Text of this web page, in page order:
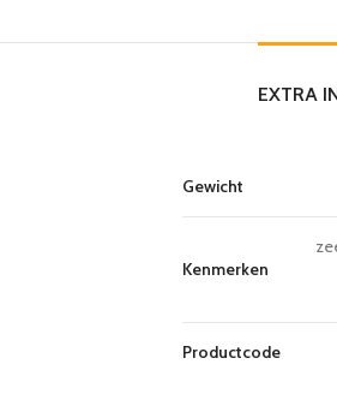
EXTRA
Gewicht
Kenmerken
Productcode